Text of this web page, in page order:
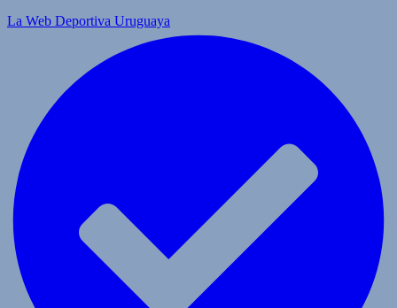
La Web Deportiva Uruguaya